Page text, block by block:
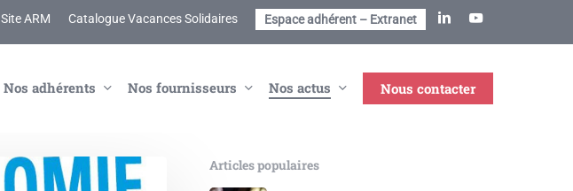
linkedinyoutube
Site ARM Catalogue Vacances Solidaires Espace adhérent – Extranet
Nos adhérents Nos fournisseurs Nos actus Nous contacter
Articles populaires